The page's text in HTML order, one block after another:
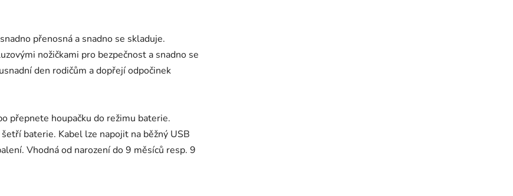
přenosná a snadno se skladuje.
nožičkami pro bezpečnost a snadno se
den rodičům a dopřejí odpočinek
přepnete houpačku do režimu baterie.
baterie. Kabel lze napojit na běžný USB
Vhodná od narození do 9 měsíců resp. 9